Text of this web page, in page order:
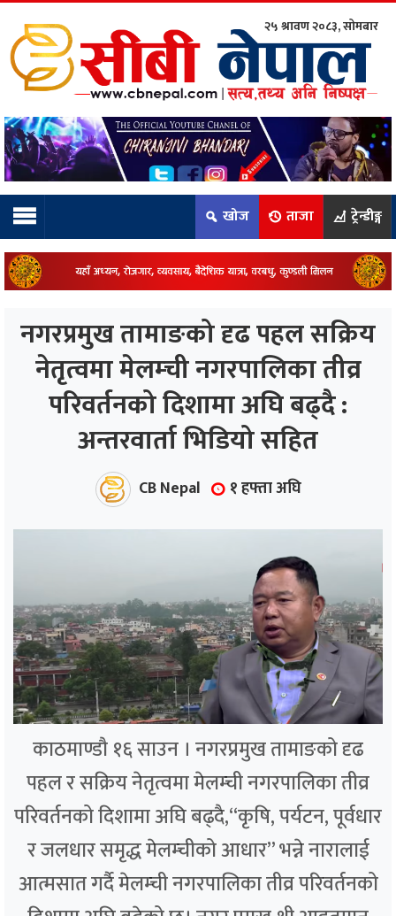
टिम:
२५ श्रावण २०८३, सोमबार
खोज ताजा ट्रेन्डीङ्ग
नगरप्रमुख तामाङको दृढ पहल सक्रिय
नेतृत्वमा मेलम्ची नगरपालिका तीव्र
परिवर्तनको दिशामा अघि बढ्दै :
अन्तरवार्ता भिडियो सहित
CB Nepal १ हफ्ता अघि
काठमाण्डौ १६ साउन । नगरप्रमुख तामाङको दृढ
पहल र सक्रिय नेतृत्वमा मेलम्ची नगरपालिका तीव्र
परिवर्तनको दिशामा अघि बढ्दै,“कृषि, पर्यटन, पूर्वधार
र जलधार समृद्ध मेलम्चीको आधार” भन्ने नारालाई
आत्मसात गर्दै मेलम्ची नगरपालिका तीव्र परिवर्तनको